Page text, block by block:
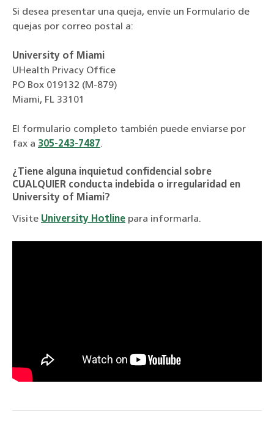
Si desea presentar una queja, envíe un Formulario de
quejas por correo postal a:
University of Miami
UHealth Privacy Office
PO Box 019132 (M-879)
Miami, FL 33101
El formulario completo también puede enviarse por
fax a 305-243-7487.
¿Tiene alguna inquietud confidencial sobre
CUALQUIER conducta indebida o irregularidad en
University of Miami?
Visite University Hotline para informarla.